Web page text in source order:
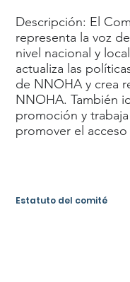
Descripción: El
representa la voz
nivel nacional y
actualiza las
de NNOHA y crea
NNOHA. También
promoción y
promover el
Estatuto del comité